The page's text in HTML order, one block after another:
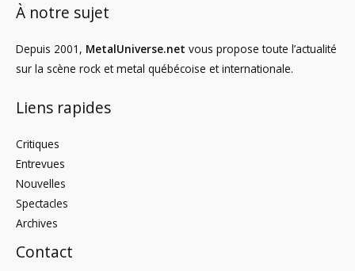
À notre sujet
Depuis 2001, MetalUniverse.net vous propose toute l’actualité
sur la scène rock et metal québécoise et internationale.
Liens rapides
Critiques
Entrevues
Nouvelles
Spectacles
Archives
Contact